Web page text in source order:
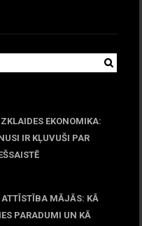
EKONOMIKA:
IR KĻUVUŠI PAR
ATTĪSTĪBA MĀJĀS: KĀ
PARADUMI UN KĀ